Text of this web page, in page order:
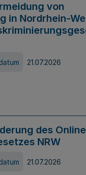
von
in Nordrhein-
21.07.2026
des
NRW
21.07.2026